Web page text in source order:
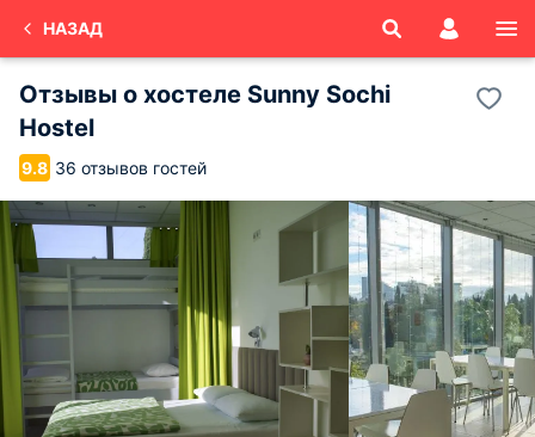
НАЗАД
Отзывы о хостеле Sunny Sochi
Hostel
9.8 36 отзывов гостей